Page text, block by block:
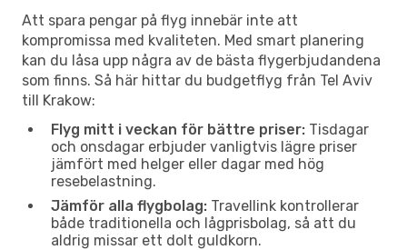
Att spara pengar på flyg innebär inte att
kompromissa med kvaliteten. Med smart planering
kan du låsa upp några av de bästa flygerbjudandena
som finns. Så här hittar du budgetflyg från Tel Aviv
till Krakow:
Flyg mitt i veckan för bättre priser: Tisdagar
och onsdagar erbjuder vanligtvis lägre priser
jämfört med helger eller dagar med hög
resebelastning.
Jämför alla flygbolag: Travellink kontrollerar
både traditionella och lågprisbolag, så att du
aldrig missar ett dolt guldkorn.